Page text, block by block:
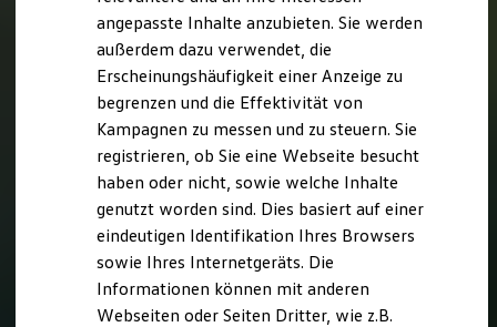
XTL-Dieselkraftstoff
Ersatzteile und Betriebsflüssigkeiten
Original Zubehör und Lifestyle Produkte
myVolkswagen
myVolkswagen Business
Elektrisch & Autonom
Elektro - & Hybridfahrzeuge
Unser Ansatz
Klimafreundlicher Strom
Reichweite & Ladelösungen
Reichweitensimulator
Ladezeitensimulator
Ladelösungen für Privatkunden
Ladelösungen für Gewerbekunden
Wallbox und Ladekabel
angepasste Inhalte anzubieten. Sie werden
außerdem dazu verwendet, die
Erscheinungshäufigkeit einer Anzeige zu
begrenzen und die Effektivität von
Kampagnen zu messen und zu steuern. Sie
registrieren, ob Sie eine Webseite besucht
haben oder nicht, sowie welche Inhalte
genutzt worden sind. Dies basiert auf einer
eindeutigen Identifikation Ihres Browsers
sowie Ihres Internetgeräts. Die
Informationen können mit anderen
Webseiten oder Seiten Dritter, wie z.B.